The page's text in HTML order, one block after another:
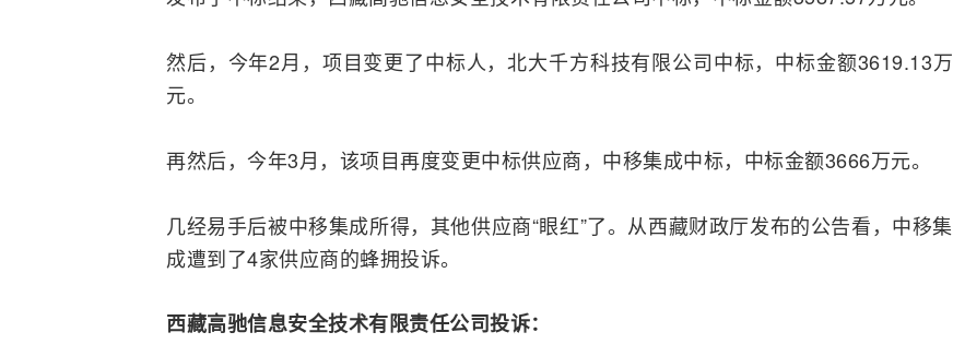
然后，今年2月，项目变更了中标人，北大千方科技有限公司中标，中标金额3619.13万
元。
再然后，今年3月，该项目再度变更中标供应商，中移集成中标，中标金额3666万元。
几经易手后被中移集成所得，其他供应商“眼红”了。从西藏财政厅发布的公告看，中移集
成遭到了4家供应商的蜂拥投诉。
西藏高驰信息安全技术有限责任公司投诉：